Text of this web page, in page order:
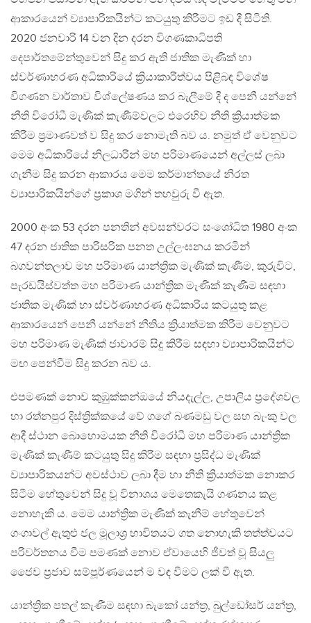
ආකාරයෙන් ව්‍යාපාරිකයින්ට කටයුතු කිරීමට ඉඩ දී සිටිති.
2020 ජනවාරි 14 වන දින දරන විගණකාධිපති
දෙපාර්තමේන්තුවෙන් සිදු කර ඇති ජාතික මැණික් හා
ස්වර්ණාභරණ අධිකාරියේ ක්‍රියාකාරීත්වය පිළිබඳ විශේෂ
විගණන වාර්තාව විශ්ලේෂණය කර බැලීමේ දී ද පෙනී යන්නේ
නීති විරෝධී මැණික් කැණීම්වලට එරෙහිව නීති ක්‍රියාත්මක
කිරීම ප්‍රමාණවත් ව සිදු කර නොමැති බව ය. නමුත් ඒ වෙනුවට
මෙම අධිකාරියේ නිලධාරීන් මහ පරිමාණයෙන් අල්ලස් ලබා
ගැනීම සිදු කරන ආකාරය මෙම කර්මාන්තයේ නිරත
ව්‍යාපාරිකයින්ගේ ප්‍රකාශ මගින් තහවුරු වී ඇත.
2000 අංක 53 දරන පනතින් අවසන්වරට සංශෝධිත 1980 අංක
47 දරන ජාතික පාරිසරික පනත උල්ලංඝනය කරමින්
බගවන්තලාව මහ පරිමාණ යාන්ත්‍රික මැණික් කැණීම, කුරුවිට,
පැරඩයිස්වත්ත මහ පරිමාණ යාන්ත්‍රික මැණික් කැණීම සඳහා
ජාතික මැණික් හා ස්වර්ණාභරණ අධිකාරිය කටයුතු කළ
ආකාරයෙන් පෙනී යන්නේ නීතිය ක්‍රියාත්මක කිරීම වෙනුවට
මහ පරිමාණ මැණික් ජාවාරම් සිදු කිරීම සඳහා ව්‍යාපාරිකයින්ට
මඟ පෙන්වීම සිදු කරන බව ය.
එපමණක් නොව කුඹුක්කන්ඔයේ නියදැල්ල, උපාලිය ප්‍රදේශවල
හා රත්නපුර දිස්ත්‍රික්කයේ වේ ගගේ බණමඩු වල සහ බැංකු වල
ආදී ස්ථාන බොහොමයක නීති විරෝධී මහ පරිමාණ යාන්ත්‍රික
මැණික් කැණීම් කටයුතු සිදු කිරීම සඳහා ප්‍රසිද්ධ මැණික්
ව්‍යාපාරිකයන්ට අවස්ථාව ලබා දීම හා නීති ක්‍රියාත්මක නොකර
සිටීම හේතුවෙන් සිදු වූ විනාශය මෙතෙකැයි ගණනය කළ
නොහැකි ය. මෙම යාන්ත්‍රික මැණික් කැනීම් හේතුවෙන්
ගංගාවල් ඇතුළු ජල මූලාශ්‍ර භාවිතයට ගත නොහැකි තත්ත්වයට
පරිවර්තනය වීම පමණක් නොව ඒවායෙහි ජීවත් වූ සියලු
ජෛව ප්‍රජාව සම්පූර්ණයෙන් ම වඳ වීමට ලක් වී ඇත.
යාන්ත්‍රික පතල් කැණීම සඳහා බැකෝ යන්ත්‍ර, බුල්ඩෝසර් යන්ත්‍ර,